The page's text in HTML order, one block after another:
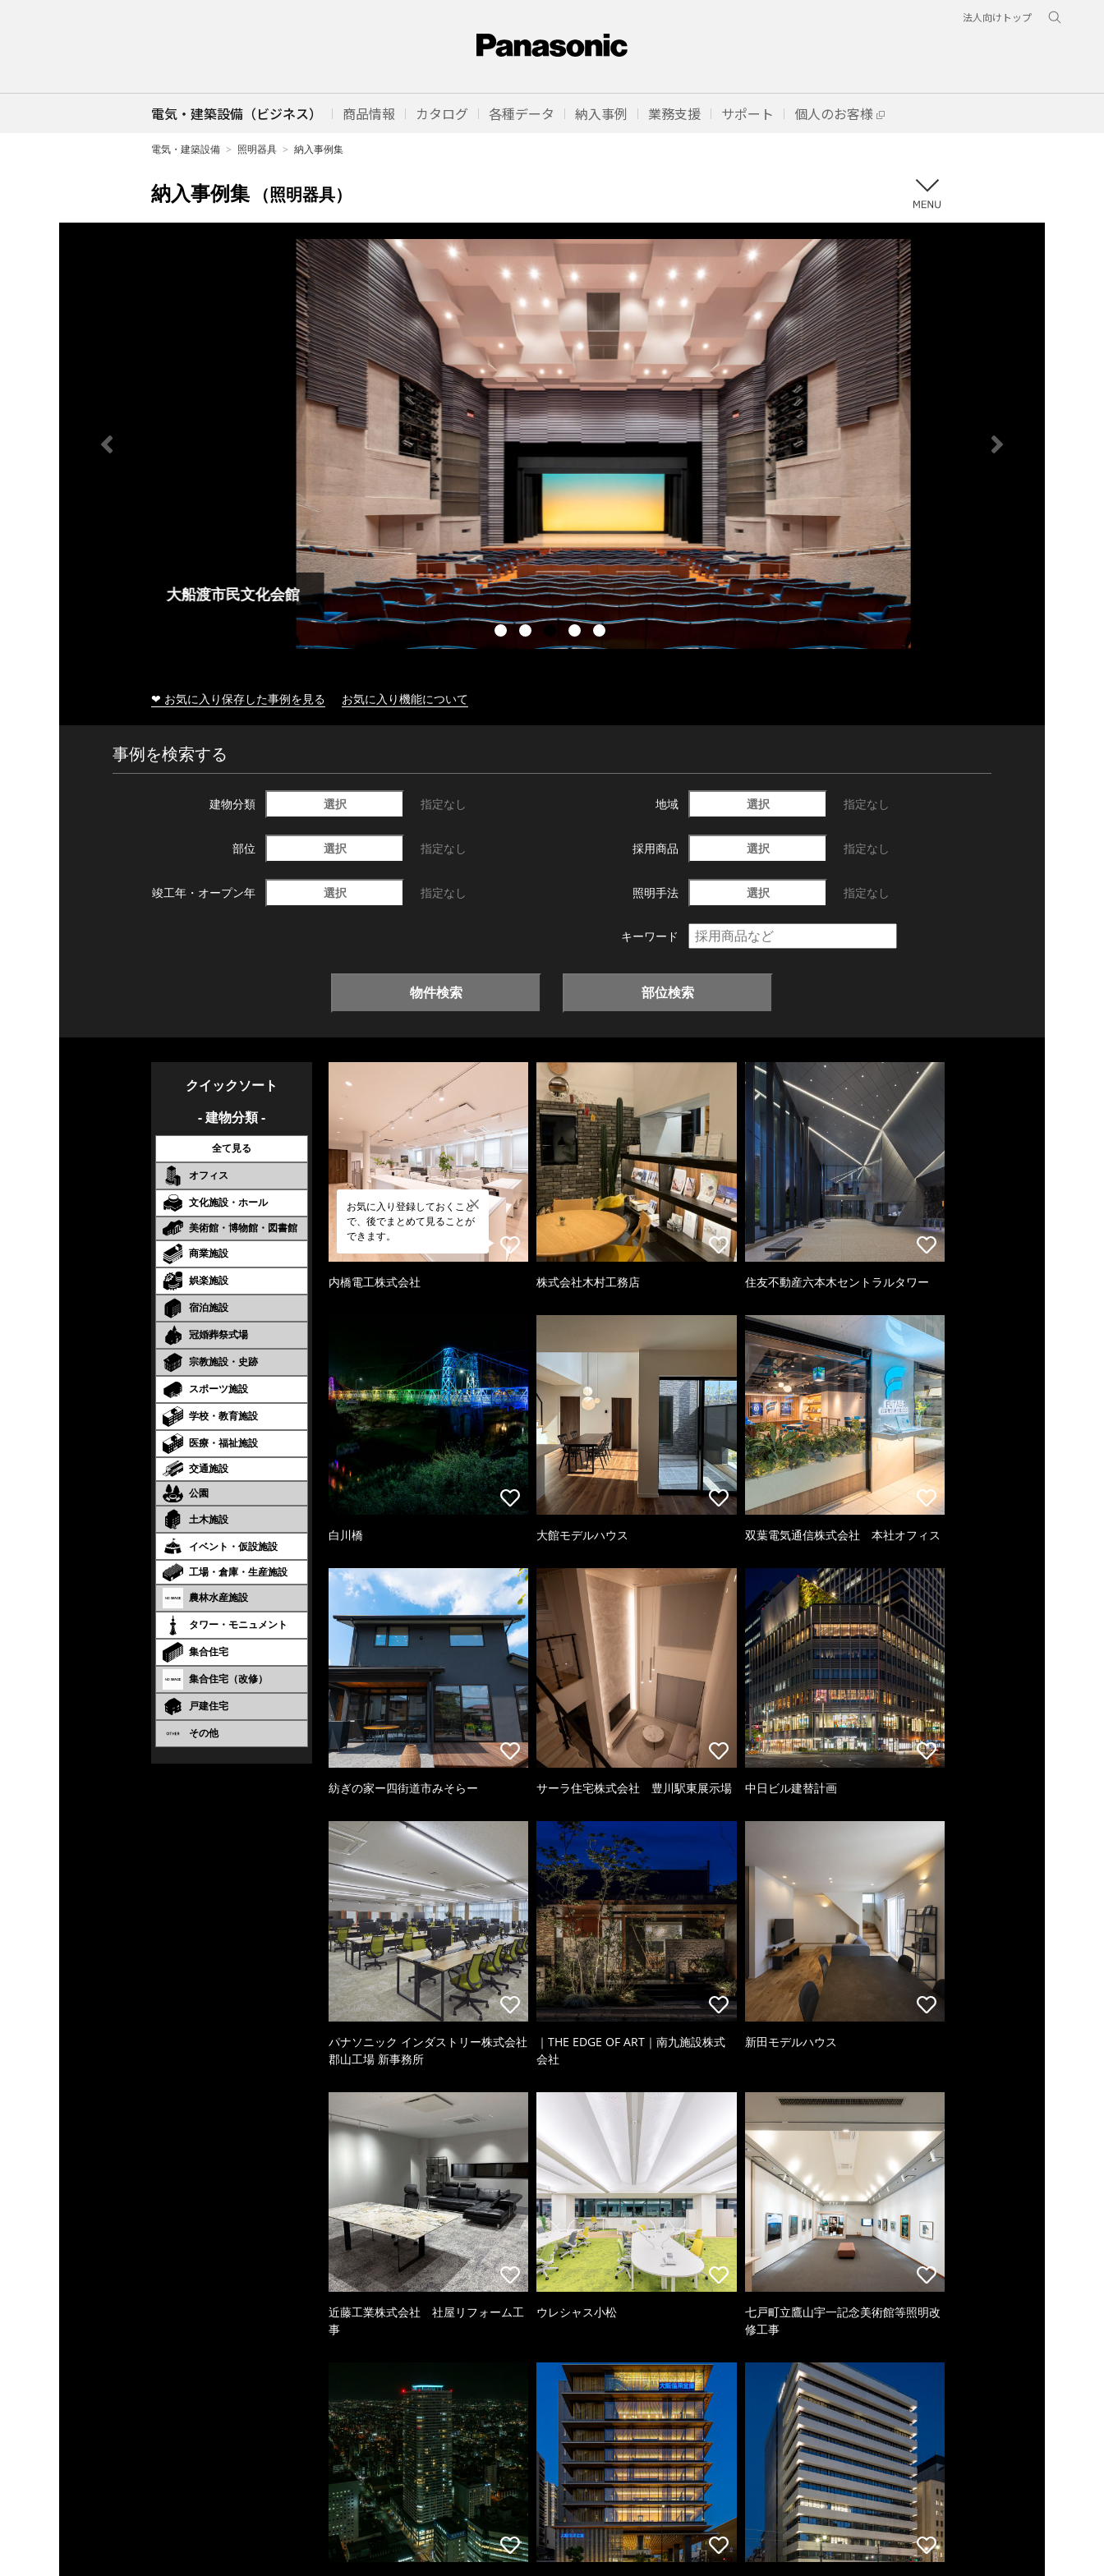
法人向けトップ
電気・建築設備（ビジネス） 商品情報 カタログ 各種データ 納入事例 業務支援 サポート 個人のお客様
電気・建築設備 照明器具 納入事例集
納入事例集 （照明器具）
大船渡市民文化会館
❤ お気に入り保存した事例を見る お気に入り機能について
事例を検索する
建物分類 選択 指定なし 地域 選択 指定なし
部位 選択 指定なし 採用商品 選択 指定なし
竣工年・ オープン年 選択 指定なし 照明手法 選択 指定なし
キーワード
物件検索 部位検索
クイックソート
- 建物分類 -
全て見る
オフィス
文化施設・ホール
美術館・博物館・図書館
商業施設
娯楽施設
宿泊施設
冠婚葬祭式場
宗教施設・史跡
スポーツ施設
学校・教育施設
医療・福祉施設
交通施設
公園
土木施設
イベント・仮設施設
工場・倉庫・生産施設
農林水産施設
タワー・モニュメント
集合住宅
集合住宅（改修）
戸建住宅
その他
お気に入り登録しておくこと
で、後でまとめて見ることが
できます。
内橋電工株式会社 株式会社木村工務店 住友不動産六本木セントラルタワー
白川橋 大館モデルハウス 双葉電気通信株式会社 本社オフィス
紡ぎの家ー四街道市みそらー サーラ住宅株式会社 豊川駅東展示場 中日ビル建替計画
パナソニック インダストリー株式会社
郡山工場 新事務所
｜THE EDGE OF ART｜南九施設株式
会社
新田モデルハウス
近藤工業株式会社 社屋リフォーム工
事
ウレシャス小松
七戸町立鷹山宇一記念美術館等照明改
修工事